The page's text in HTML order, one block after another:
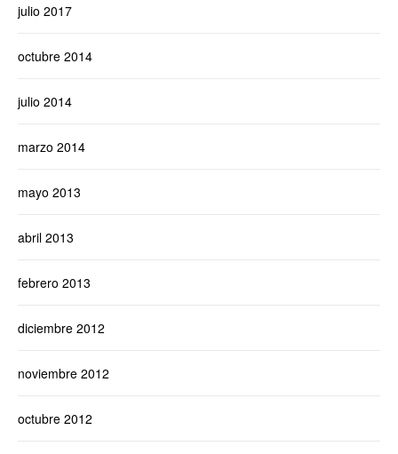
julio 2017
octubre 2014
julio 2014
marzo 2014
mayo 2013
abril 2013
febrero 2013
diciembre 2012
noviembre 2012
octubre 2012